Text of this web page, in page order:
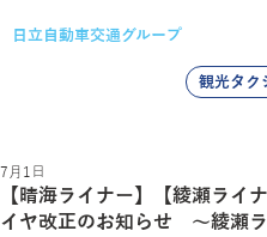
日立自動車交通グループ
観光タク
【晴海ライナー】【綾瀬ライ
イヤ改正のお知らせ ～綾瀬
7月1日